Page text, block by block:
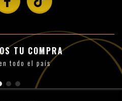
TU COMPRA
todo el país